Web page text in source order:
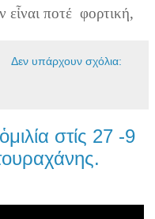
ποτέ φορτική,
Δεν υπάρχουν σχόλια:
στίς 27 -9